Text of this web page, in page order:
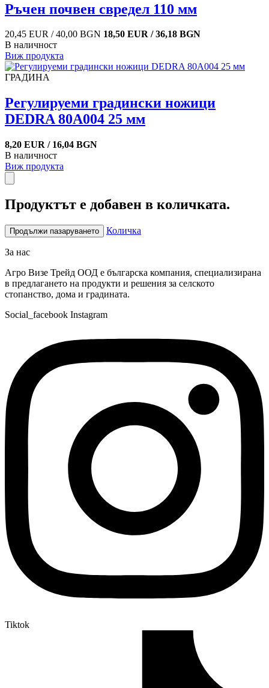
Ръчен почвен свредел 110 мм
20,45 EUR / 40,00 BGN 18,50 EUR / 36,18 BGN
В наличност
Виж продукта
ГРАДИНА
Регулируеми градински ножици
DEDRA 80A004 25 мм
8,20 EUR / 16,04 BGN
В наличност
Виж продукта
Продуктът е добавен в количката.
Продължи пазаруването Количка
За нас
Агро Визе Трейд ООД е българска компания, специализирана
в предлагането на продукти и решения за селското
стопанство, дома и градината.
Social_facebook Instagram
Tiktok